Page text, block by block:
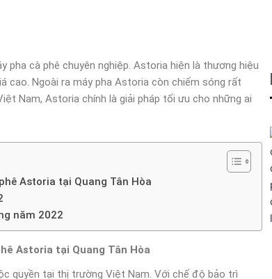
pha cà phê chuyên nghiệp. Astoria hiện là thương hiệu
cao. Ngoài ra máy pha Astoria còn chiếm sóng rất
Nam, Astoria chính là giải pháp tối ưu cho những ai
Astoria tại Quang Tân Hòa
năm 2022
Astoria tại Quang Tân Hòa
quyền tại thị trường Việt Nam. Với chế độ bảo trì